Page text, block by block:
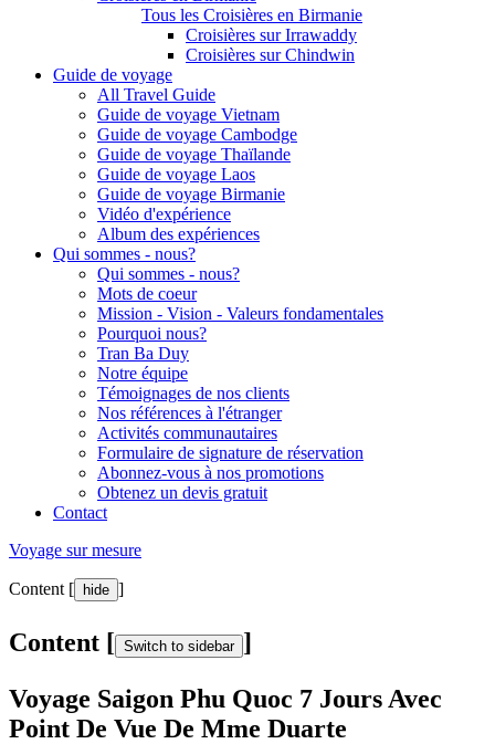
Tous les Croisières en Birmanie
Croisières sur Irrawaddy
Croisières sur Chindwin
Guide de voyage
All Travel Guide
Guide de voyage Vietnam
Guide de voyage Cambodge
Guide de voyage Thaïlande
Guide de voyage Laos
Guide de voyage Birmanie
Vidéo d'expérience
Album des expériences
Qui sommes - nous?
Qui sommes - nous?
Mots de coeur
Mission - Vision - Valeurs fondamentales
Pourquoi nous?
Tran Ba Duy
Notre équipe
Témoignages de nos clients
Nos références à l'étranger
Activités communautaires
Formulaire de signature de réservation
Abonnez-vous à nos promotions
Obtenez un devis gratuit
Contact
Voyage sur mesure
Content [ hide ]
Content [ Switch to sidebar ]
Voyage Saigon Phu Quoc 7 Jours Avec
Point De Vue De Mme Duarte